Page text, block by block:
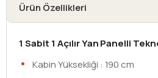
Ürün Özellikleri
1 Sabit 1 Açılır Yan Panelli
Kabin Yüksekliği : 190 cm